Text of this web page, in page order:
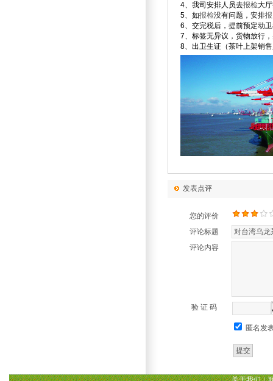
4、我司安排人员去报检大厅
5、如报检没有问题，安排
6、交完税后，提前预定动
7、标签无异议，货物放行
8、出卫生证（茶叶上架销
发表点评
您的评价
评论标题
评论内容
验 证 码
匿名发